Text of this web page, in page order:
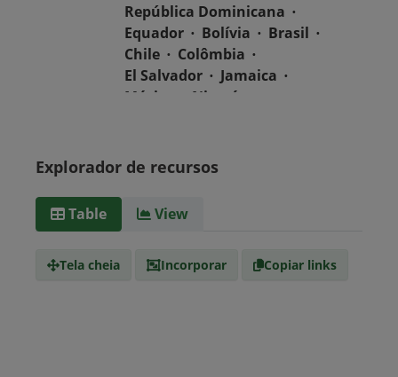
República Dominicana
Equador
Bolívia
Brasil
Chile
Colômbia
El Salvador
Jamaica
México
Nicarágua
Uruguai
Venezuela
Suriname
Mídia
Explorador de recursos
Table View
Tela cheia Incorporar Copiar links